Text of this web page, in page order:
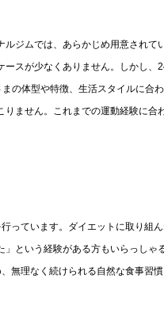
ジムでは、あらかじめ用意されて
スが少なくありません。しかし、
の体型や特徴、生活スタイルに合
ません。これまでの運動経験に合
っています。ダイエットに取り組
という経験がある方もいらっしゃ
無理なく続けられる自然な食事習